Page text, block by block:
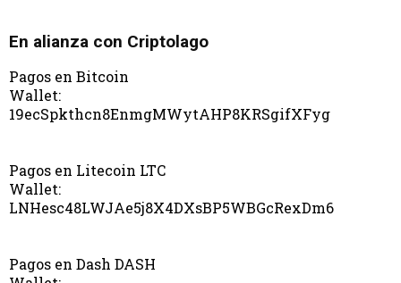
En alianza con Criptolago
Pagos en Bitcoin
Wallet:
19ecSpkthcn8EnmgMWytAHP8KRSgifXFyg
Pagos en Litecoin LTC
Wallet:
LNHesc48LWJAe5j8X4DXsBP5WBGcRexDm6
Pagos en Dash DASH